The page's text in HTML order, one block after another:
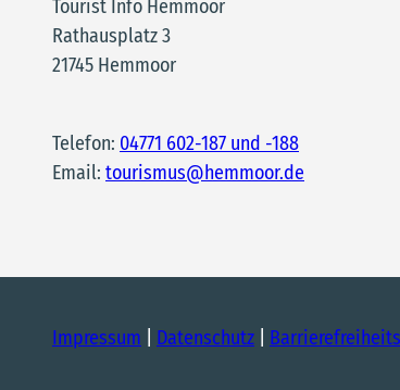
Tourist Info Hemmoor
Rathausplatz 3
21745 Hemmoor
Telefon: 04771 602-187 und -188
Email: tourismus@hemmoor.de
Impressum Datenschutz